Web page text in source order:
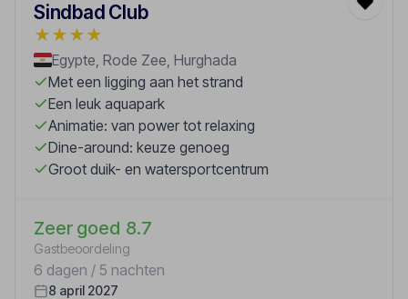
Sindbad Club
★★★★
Egypte, Rode Zee, Hurghada
Met een ligging aan het strand
Een leuk aquapark
Animatie: van power tot relaxing
Dine-around: keuze genoeg
Groot duik- en watersportcentrum
Zeer goed 8.7
Gastbeoordeling
6 dagen / 5 nachten
8 april 2027